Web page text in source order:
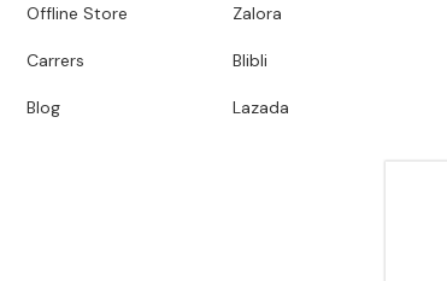
Offline Store
Carrers
Blog
Zalora
Blibli
Lazada